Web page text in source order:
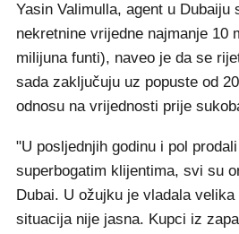
Yasin Valimulla, agent u Dubaiju
nekretnine vrijedne najmanje 10
milijuna funti), naveo je da se
sada zaključuju uz popuste od
odnosu na vrijednosti prije
"U posljednjih godinu i pol
superbogatim klijentima, svi su
Dubai. U ožujku je vladala
situacija nije jasna. Kupci iz